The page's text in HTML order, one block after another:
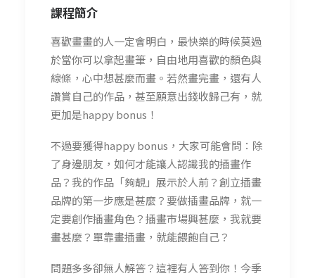
課程簡介
喜歡畫畫的人一定會明白，最快樂的時候莫過
於當你可以拿起畫筆，自由地用喜歡的顏色與
線條，心中想甚麼而畫。若然畫完畫，還有人
讚賞自己的作品，甚至願意出錢收歸己有，就
更加是happy bonus！
不過要獲得happy bonus，大家可能會問：除
了身邊朋友，如何才能讓人認識我的插畫作
品？我的作品「夠靚」展示於人前？創立插畫
品牌的第一步應是甚麼？要做插畫品牌，就一
定要創作插畫角色？插畫市場興甚麼，我就要
畫甚麼？單靠畫插畫，就能餵飽自己？
問題多多卻無人解答？這裡有人答到你！今季